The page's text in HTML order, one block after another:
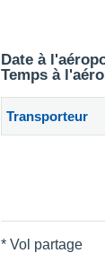
Date à
Temps à
Transporteur
* Vol partage